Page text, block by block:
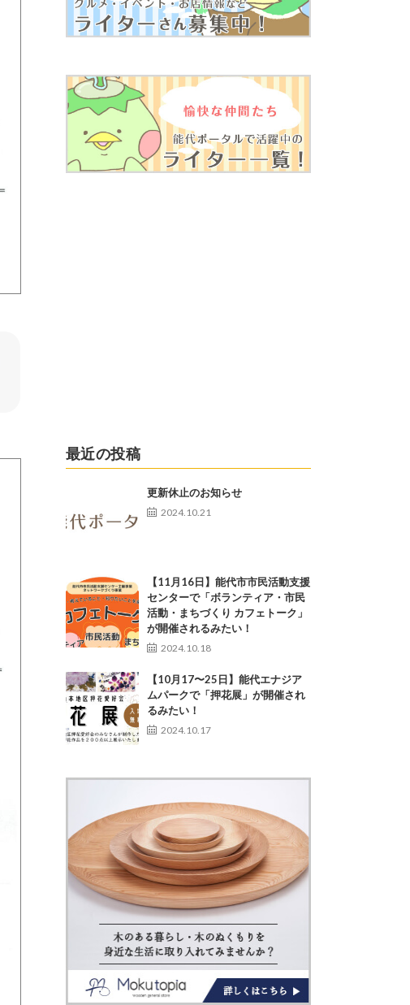
最近の投稿
更新休止のお知らせ
2024.10.21
【11月16日】能代市市民活動支援
センターで「ボランティア・市民
活動・まちづくり カフェトーク」
が開催されるみたい！
2024.10.18
【10月17〜25日】能代エナジア
ムパークで「押花展」が開催され
るみたい！
2024.10.17